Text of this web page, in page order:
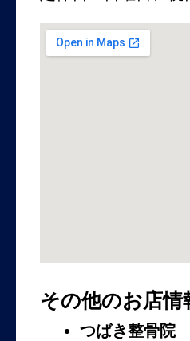
その他のお店情
つばき整骨院